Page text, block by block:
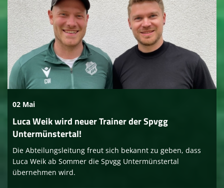
02 Mai
Luca Weik wird neuer Trainer der Spvgg
Untermünstertal!
Die Abteilungsleitung freut sich bekannt zu geben, dass
Luca Weik ab Sommer die Spvgg Untermünstertal
übernehmen wird.